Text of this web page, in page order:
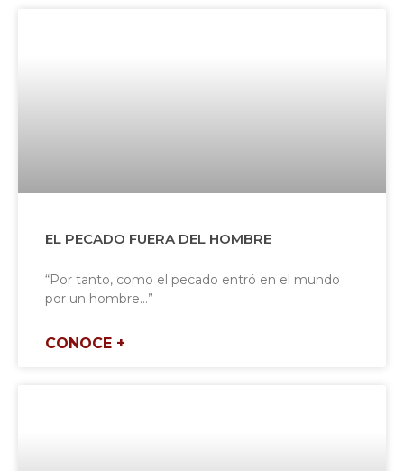
EL PECADO FUERA DEL HOMBRE
“Por tanto, como el pecado entró en el mundo
por un hombre…”
CONOCE +